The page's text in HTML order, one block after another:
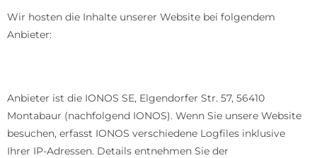
Wir hosten die Inhalte unserer Website bei folgendem
Anbieter:
Anbieter ist die IONOS SE, Elgendorfer Str. 57, 56410
Montabaur (nachfolgend IONOS). Wenn Sie unsere Website
besuchen, erfasst IONOS verschiedene Logfiles inklusive
Ihrer IP-Adressen. Details entnehmen Sie der